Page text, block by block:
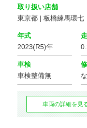
取り扱い店舗
東京都 | 板橋練馬環七
年式
2023(R5)年
車検
車検整備無
車両の詳細を見